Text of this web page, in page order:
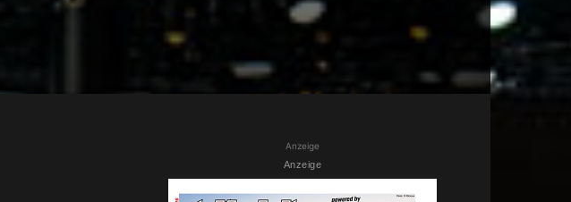
Anzeige
Anzeige